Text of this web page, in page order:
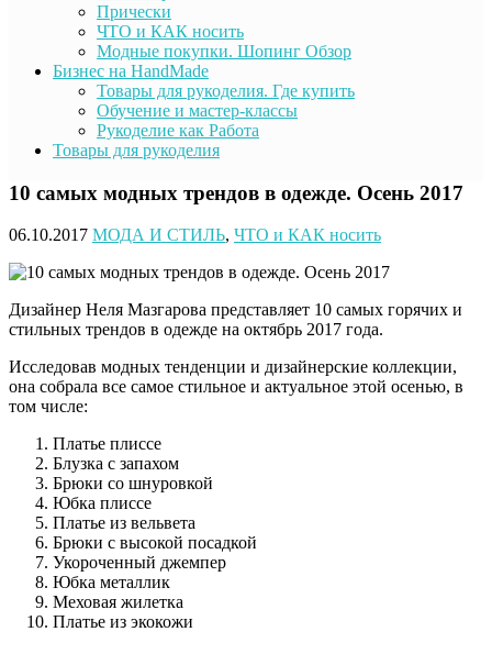
Прически
ЧТО и КАК носить
Модные покупки. Шопинг Обзор
Бизнес на HandMade
Товары для рукоделия. Где купить
Обучение и мастер-классы
Рукоделие как Работа
Товары для рукоделия
10 самых модных трендов в одежде. Осень 2017
06.10.2017 МОДА И СТИЛЬ, ЧТО и КАК носить
Дизайнер Неля Мазгарова представляет 10 самых горячих и
стильных трендов в одежде на октябрь 2017 года.
Исследовав модных тенденции и дизайнерские коллекции,
она собрала все самое стильное и актуальное этой осенью, в
том числе:
Платье плиссе
Блузка с запахом
Брюки со шнуровкой
Юбка плиссе
Платье из вельвета
Брюки с высокой посадкой
Укороченный джемпер
Юбка металлик
Меховая жилетка
Платье из экокожи